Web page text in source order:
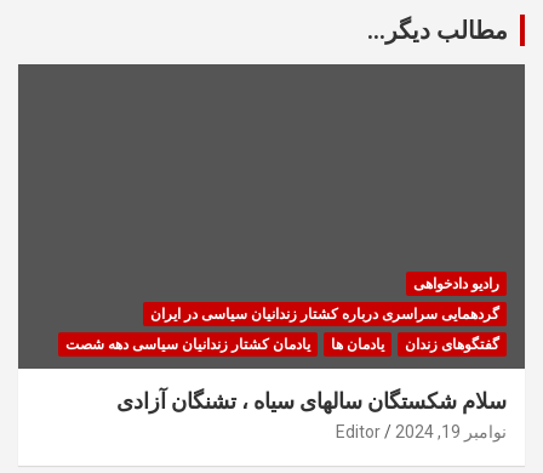
مطالب دیگر...
رادیو دادخواهی
گردهمایی سراسری درباره کشتار زندانیان سیاسی در ایران
گفتگوهای زندان
یادمان ها یادمان کشتار زندانیان سیاسی دهه شصت
سلام شکستگان سالهای سیاه ، تشنگان آزادی
نوامبر 19, 2024 Editor